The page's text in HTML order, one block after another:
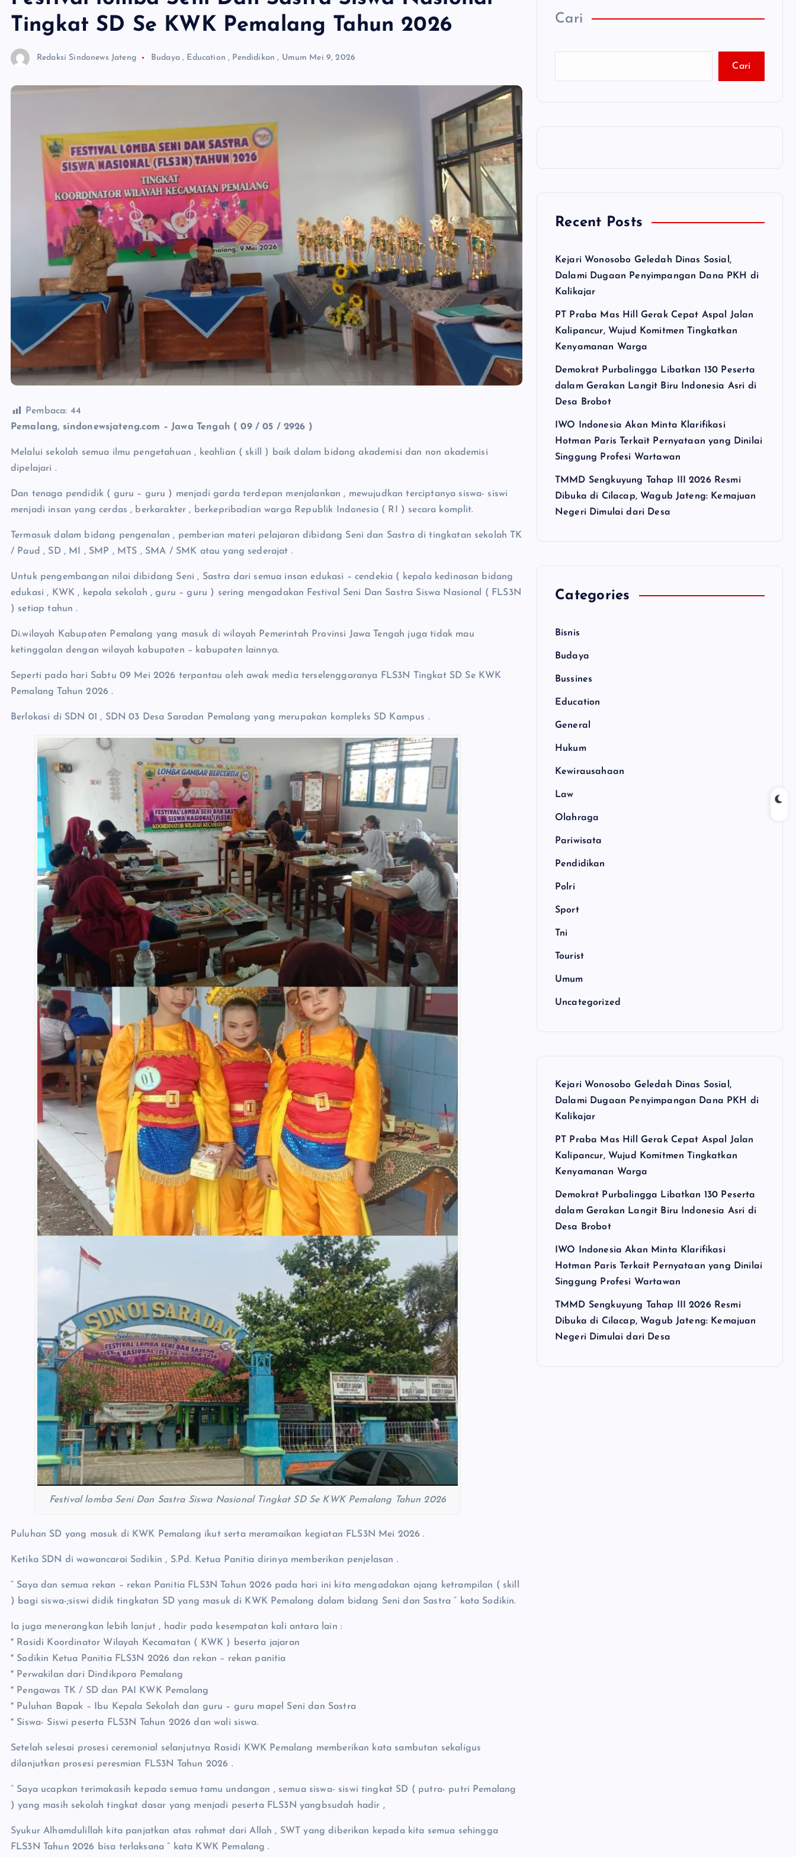
Tingkat SD Se KWK Pemalang Tahun 2026
Redaksi Sindonews Jateng Budaya, Education , Pendidikan , Umum Mei 9, 2026
Pembaca: 44
Pemalang, sindonewsjateng.com – Jawa Tengah ( 09 / 05 / 2926 )
Melalui sekolah semua ilmu pengetahuan , keahlian ( skill ) baik dalam bidang akademisi dan non akademisi
dipelajari .
Dan tenaga pendidik ( guru – guru ) menjadi garda terdepan menjalankan , mewujudkan terciptanya siswa- siswi
menjadi insan yang cerdas , berkarakter , berkepribadian warga Republik Indonesia ( RI ) secara komplit.
Termasuk dalam bidang pengenalan , pemberian materi pelajaran dibidang Seni dan Sastra di tingkatan sekolah TK
/ Paud , SD , MI , SMP , MTS , SMA / SMK atau yang sederajat .
Untuk pengembangan nilai dibidang Seni , Sastra dari semua insan edukasi – cendekia ( kepala kedinasan bidang
edukasi , KWK , kepala sekolah , guru – guru ) sering mengadakan Festival Seni Dan Sastra Siswa Nasional ( FLS3N
) setiap tahun .
Di.wilayah Kabupaten Pemalang yang masuk di wilayah Pemerintah Provinsi Jawa Tengah juga tidak mau
ketinggalan dengan wilayah kabupaten – kabupaten lainnya.
Seperti pada hari Sabtu 09 Mei 2026 terpantau oleh awak media terselenggaranya FLS3N Tingkat SD Se KWK
Pemalang Tahun 2026 .
Berlokasi di SDN 01 , SDN 03 Desa Saradan Pemalang yang merupakan kompleks SD Kampus .
Festival lomba Seni Dan Sastra Siswa Nasional Tingkat SD Se KWK Pemalang Tahun 2026
Puluhan SD yang masuk di KWK Pemalang ikut serta meramaikan kegiatan FLS3N Mei 2026 .
Ketika SDN di wawancarai Sodikin , S.Pd. Ketua Panitia dirinya memberikan penjelasan .
” Saya dan semua rekan – rekan Panitia FLS3N Tahun 2026 pada hari ini kita mengadakan ajang ketrampilan ( skill
) bagi siswa-;siswi didik tingkatan SD yang masuk di KWK Pemalang dalam bidang Seni dan Sastra ” kata Sodikin.
Ia juga menerangkan lebih lanjut , hadir pada kesempatan kali antara lain :
* Rasidi Koordinator Wilayah Kecamatan ( KWK ) beserta jajaran
* Sodikin Ketua Panitia FLS3N 2026 dan rekan – rekan panitia
* Perwakilan dari Dindikpora Pemalang
* Pengawas TK / SD dan PAI KWK Pemalang
* Puluhan Bapak – Ibu Kepala Sekolah dan guru – guru mapel Seni dan Sastra
* Siswa- Siswi peserta FLS3N Tahun 2026 dan wali siswa.
Setelah selesai prosesi ceremonial selanjutnya Rasidi KWK Pemalang memberikan kata sambutan sekaligus
dilanjutkan prosesi peresmian FLS3N Tahun 2026 .
” Saya ucapkan terimakasih kepada semua tamu undangan , semua siswa- siswi tingkat SD ( putra- putri Pemalang
) yang masih sekolah tingkat dasar yang menjadi peserta FLS3N yangbsudah hadir ,
Syukur Alhamdulillah kita panjatkan atas rahmat dari Allah , SWT yang diberikan kepada kita semua sehingga
FLS3N Tahun 2026 bisa terlaksana ” kata KWK Pemalang .
Cari
Cari
Recent Posts
Kejari Wonosobo Geledah Dinas Sosial,
Dalami Dugaan Penyimpangan Dana PKH di
Kalikajar
PT Praba Mas Hill Gerak Cepat Aspal Jalan
Kalipancur, Wujud Komitmen Tingkatkan
Kenyamanan Warga
Demokrat Purbalingga Libatkan 130 Peserta
dalam Gerakan Langit Biru Indonesia Asri di
Desa Brobot
IWO Indonesia Akan Minta Klarifikasi
Hotman Paris Terkait Pernyataan yang Dinilai
Singgung Profesi Wartawan
TMMD Sengkuyung Tahap III 2026 Resmi
Dibuka di Cilacap, Wagub Jateng: Kemajuan
Negeri Dimulai dari Desa
Categories
Bisnis
Budaya
Bussines
Education
General
Hukum
Kewirausahaan
Law
Olahraga
Pariwisata
Pendidikan
Polri
Sport
Tni
Tourist
Umum
Uncategorized
Kejari Wonosobo Geledah Dinas Sosial,
Dalami Dugaan Penyimpangan Dana PKH di
Kalikajar
PT Praba Mas Hill Gerak Cepat Aspal Jalan
Kalipancur, Wujud Komitmen Tingkatkan
Kenyamanan Warga
Demokrat Purbalingga Libatkan 130 Peserta
dalam Gerakan Langit Biru Indonesia Asri di
Desa Brobot
IWO Indonesia Akan Minta Klarifikasi
Hotman Paris Terkait Pernyataan yang Dinilai
Singgung Profesi Wartawan
TMMD Sengkuyung Tahap III 2026 Resmi
Dibuka di Cilacap, Wagub Jateng: Kemajuan
Negeri Dimulai dari Desa